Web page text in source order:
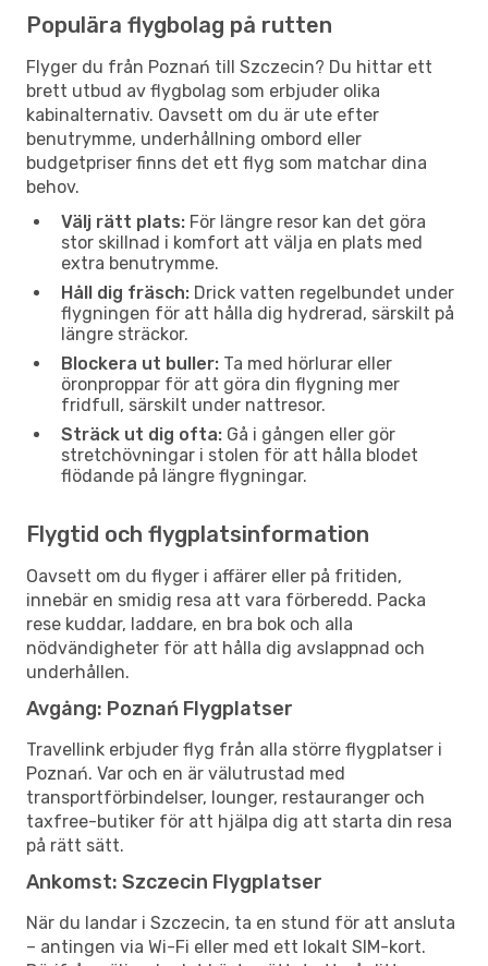
Populära flygbolag på rutten
Flyger du från Poznań till Szczecin? Du hittar ett
brett utbud av flygbolag som erbjuder olika
kabinalternativ. Oavsett om du är ute efter
benutrymme, underhållning ombord eller
budgetpriser finns det ett flyg som matchar dina
behov.
Välj rätt plats: För längre resor kan det göra
stor skillnad i komfort att välja en plats med
extra benutrymme.
Håll dig fräsch: Drick vatten regelbundet under
flygningen för att hålla dig hydrerad, särskilt på
längre sträckor.
Blockera ut buller: Ta med hörlurar eller
öronproppar för att göra din flygning mer
fridfull, särskilt under nattresor.
Sträck ut dig ofta: Gå i gången eller gör
stretchövningar i stolen för att hålla blodet
flödande på längre flygningar.
Flygtid och flygplatsinformation
Oavsett om du flyger i affärer eller på fritiden,
innebär en smidig resa att vara förberedd. Packa
rese kuddar, laddare, en bra bok och alla
nödvändigheter för att hålla dig avslappnad och
underhållen.
Avgång: Poznań Flygplatser
Travellink erbjuder flyg från alla större flygplatser i
Poznań. Var och en är välutrustad med
transportförbindelser, lounger, restauranger och
taxfree-butiker för att hjälpa dig att starta din resa
på rätt sätt.
Ankomst: Szczecin Flygplatser
När du landar i Szczecin, ta en stund för att ansluta
– antingen via Wi-Fi eller med ett lokalt SIM-kort.